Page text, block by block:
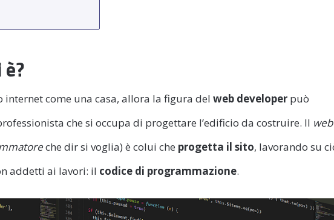
come una casa, allora la figura del web developer può
che si occupa di progettare l’edificio da costruire. Il web
che dir si voglia) è colui che progetta il sito, lavorando su
addetti ai lavori: il codice di programmazione.